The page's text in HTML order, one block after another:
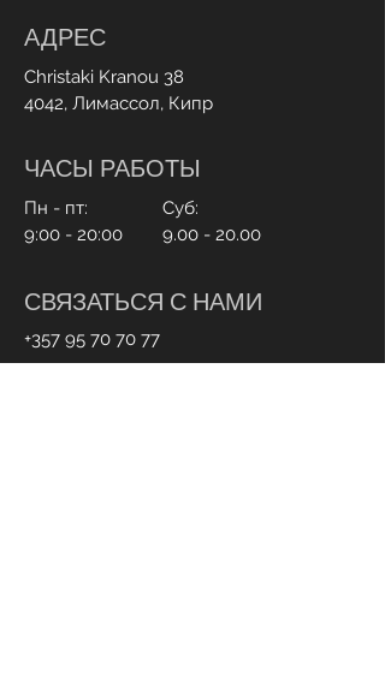
АДРЕС
Christaki Kranou 38
4042, Лимассол, Кипр
ЧАСЫ РАБОТЫ
Пн - пт:
9:00 - 20:00
Суб:
9.00 - 20.00
СВЯЗАТЬСЯ С НАМИ
+357 95 70 70 77